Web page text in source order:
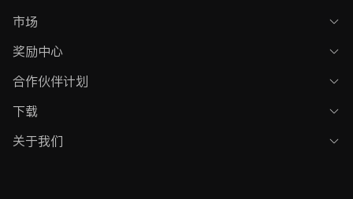
标准账户
ECN 账户
模拟账户
市场
CPT学院
市场新闻
奖励中心
最新促销活动
积分商城
合作伙伴计划
介绍经纪商 (IB)
CPA联盟
下载
CPT 专有应用程序
关于我们